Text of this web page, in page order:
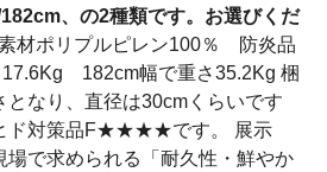
、の2種類です。お選びくだ
材ポリプルピレン100％ 防炎品
17.6Kg 182cm幅で重さ35.2Kg 梱
となり、直径は30cmくらいです
ド対策品F★★★★です。 展示
場で求められる「耐久性・鮮やか